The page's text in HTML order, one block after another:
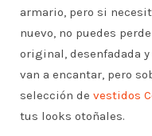
armario, pero si
nuevo, no puedes
original, desenfadada
van a encantar, pero
selección de vestidos
tus looks otoñales.